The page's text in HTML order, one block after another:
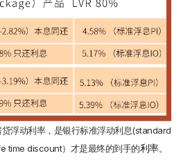
浮动利率，是银行标准浮动利息(standard
time discount）才是最终的到手的利率。